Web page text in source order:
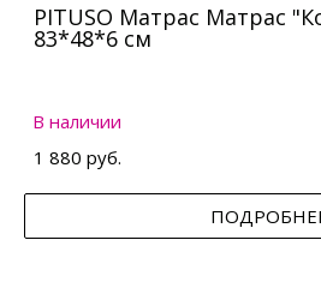
PITUSO Матрас Матрас
83*48*6 см
В наличии
1 880 руб.